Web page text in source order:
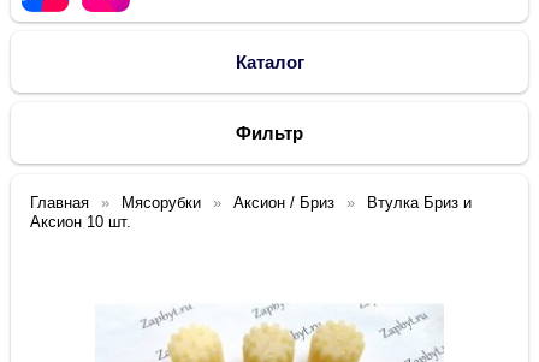
Каталог
Фильтр
Главная Мясорубки Аксион / Бриз
Втулка Бриз и
Аксион 10 шт.